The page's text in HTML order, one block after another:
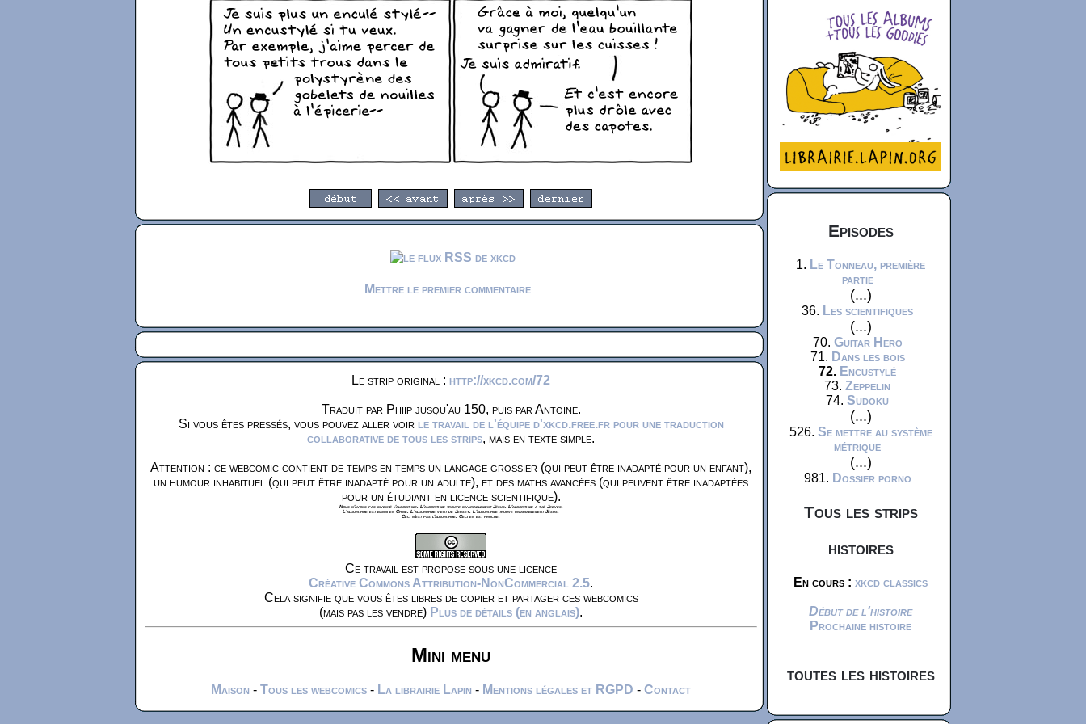
Mettre le premier commentaire
Le strip original : http://xkcd.com/72
Traduit par Phiip jusqu'au 150, puis par Antoine.
Si vous êtes pressés, vous pouvez aller voir le travail de l'équipe d'xkcd.free.fr pour une traduction
collaborative de tous les strips, mais en texte simple.
Attention : ce webcomic contient de temps en temps un langage grossier (qui peut être inadapté pour un enfant),
un humour inhabituel (qui peut être inadapté pour un adulte), et des maths avancées (qui peuvent être inadaptées
pour un étudiant en licence scientifique).
Nous n'avons pas inventé l'algorithme. L'algorithme trouve invariablement Jésus. L'algorithme a tué Jeeves.
L'algorithme est banni en Chine. L'algorithme vient de Jersey. L'algorithme trouve invariablement Jésus.
Ceci n'est pas l'algorithme. Ceci en est proche.
Ce travail est propose sous une licence
Créative Commons Attribution-NonCommercial 2.5.
Cela signifie que vous êtes libres de copier et partager ces webcomics
(mais pas les vendre) Plus de détails (en anglais).
Mini menu
Maison - Tous les webcomics - La librairie Lapin - Mentions légales et RGPD - Contact
Episodes
1. Le Tonneau, première
partie
(...)
36. Les scientifiques
(...)
70. Guitar Hero
71. Dans les bois
72. Encustylé
73. Zeppelin
74. Sudoku
(...)
526. Se mettre au système
métrique
(...)
981. Dossier porno
Tous les strips
histoires
En cours : xkcd classics
Début de l'histoire
Prochaine histoire
toutes les histoires